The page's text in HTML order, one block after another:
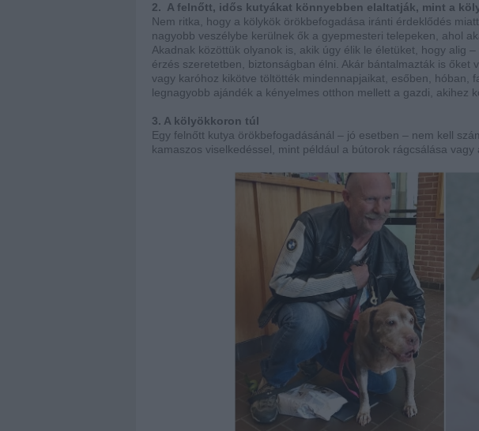
2. A felnőtt, idős kutyákat könnyebben elaltatják, mint a
Nem ritka, hogy a kölykök örökbefogadása iránti érdeklődés
nagyobb veszélybe kerülnek ők a gyepmesteri telepeken, ahol
Akadnak közöttük olyanok is, akik úgy élik le életüket, hogy alig
érzés szeretetben, biztonságban élni. Akár bántalmazták is őket
vagy karóhoz kikötve töltötték mindennapjaikat, esőben, hóban,
legnagyobb ajándék a kényelmes otthon mellett a gazdi, akihez
3. A kölyökkoron túl
Egy felnőtt kutya örökbefogadásánál – jó esetben – nem kell
kamaszos viselkedéssel, mint például a bútorok rágcsálása